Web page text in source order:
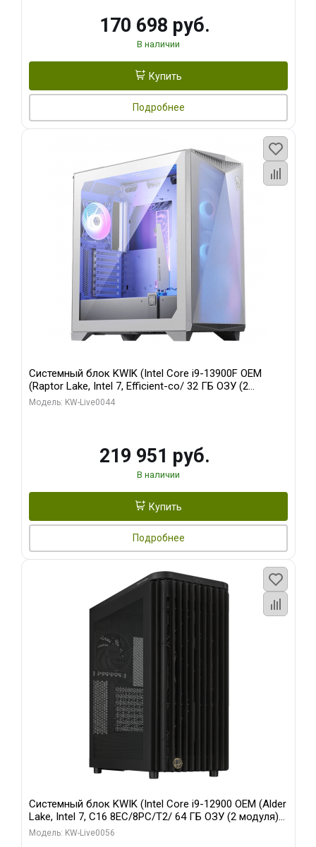
170 698 руб.
В наличии
Купить
Подробнее
Системный блок KWIK (Intel Core i9-13900F OEM
(Raptor Lake, Intel 7, Efficient-co/ 32 ГБ ОЗУ (2
модуля)/ Gigabyte RTX5070Ti AERO OC 16GB GDDR7
Модель: KW-Live0044
219 951 руб.
В наличии
Купить
Подробнее
Системный блок KWIK (Intel Core i9-12900 OEM (Alder
Lake, Intel 7, C16 8EC/8PC/T2/ 64 ГБ ОЗУ (2 модуля)/
Palit RTX5080 INFINITY 3 OC 16GB GDDR7 256bit 3xDP
Модель: KW-Live0056